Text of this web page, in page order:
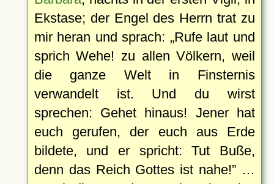
Ekstase; der Engel des Herrn trat zu
mir heran und sprach:
Rufe laut und
sprich Wehe! zu allen Völkern, weil
die ganze Welt in Finsternis
verwandelt ist. Und du wirst
sprechen: Gehet hinaus! Jener hat
euch gerufen, der euch aus Erde
bildete, und er spricht: Tut Buße,
denn das Reich Gottes ist nahe!
…